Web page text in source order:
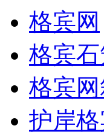
格宾网
格宾
格宾
护岸格